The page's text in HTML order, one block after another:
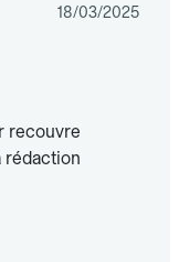
18/03/2025
recouvre
rédaction